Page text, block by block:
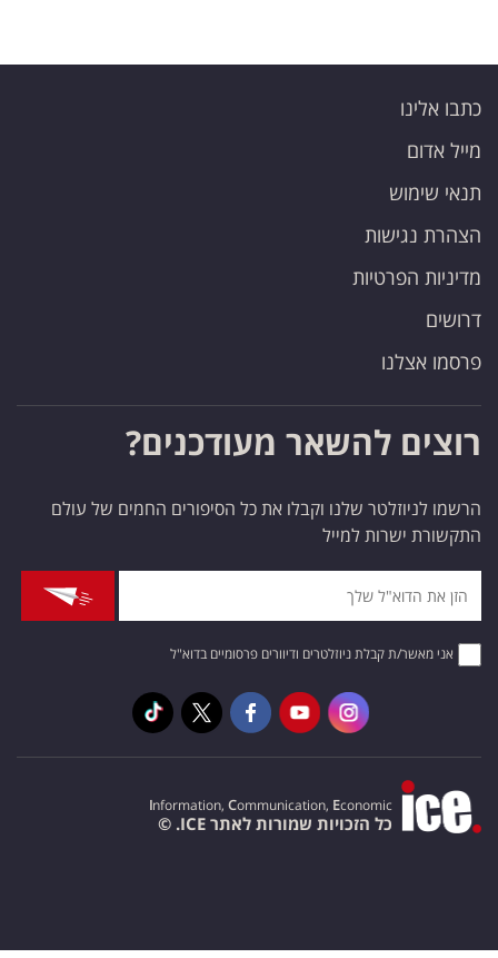
כתבו אלינו
מייל אדום
תנאי שימוש
הצהרת נגישות
מדיניות הפרטיות
דרושים
פרסמו אצלנו
רוצים להשאר מעודכנים?
הרשמו לניוזלטר שלנו וקבלו את כל הסיפורים החמים של עולם
התקשורת ישרות למייל
אני מאשר/ת קבלת ניוזלטרים ודיוורים פרסומיים בדוא"ל
Information, Communication, Economic
כל הזכויות שמורות לאתר ICE. ©